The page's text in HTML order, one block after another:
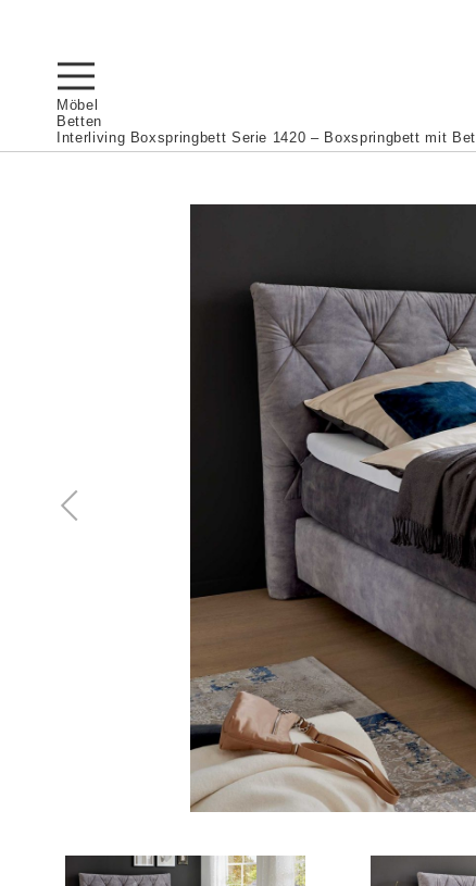
Möbel
Betten
Interliving Boxspringbett Serie 1420 – Boxspringbett mit